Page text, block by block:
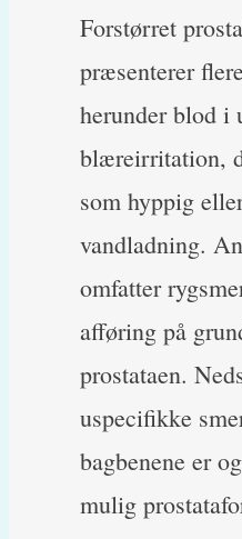
Forstørret
præsenterer
herunder blod i
blæreirritation,
som hyppig
vandladning.
omfatter
afføring på
prostataen.
uspecifikke
bagbenene er
mulig